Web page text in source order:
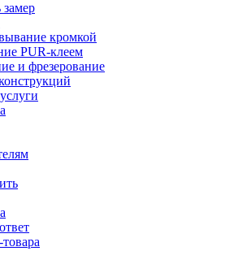
замер
кромкой
PUR-клеем
и фрезерование